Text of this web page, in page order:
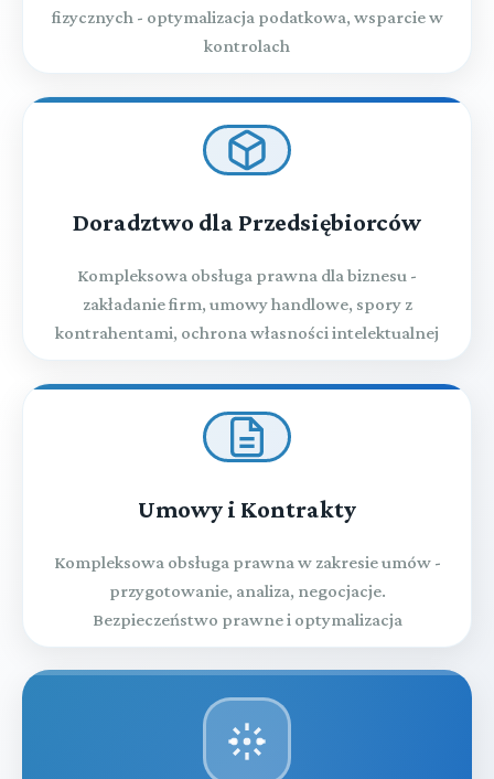
fizycznych - optymalizacja podatkowa, wsparcie w
kontrolach
Doradztwo dla Przedsiębiorców
Kompleksowa obsługa prawna dla biznesu -
zakładanie firm, umowy handlowe, spory z
kontrahentami, ochrona własności intelektualnej
Umowy i Kontrakty
Kompleksowa obsługa prawna w zakresie umów -
przygotowanie, analiza, negocjacje.
Bezpieczeństwo prawne i optymalizacja